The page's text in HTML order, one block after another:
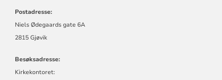
Postadresse:
Niels Ødegaards gate 6A
2815 Gjøvik
Besøksadresse:
Kirkekontoret: